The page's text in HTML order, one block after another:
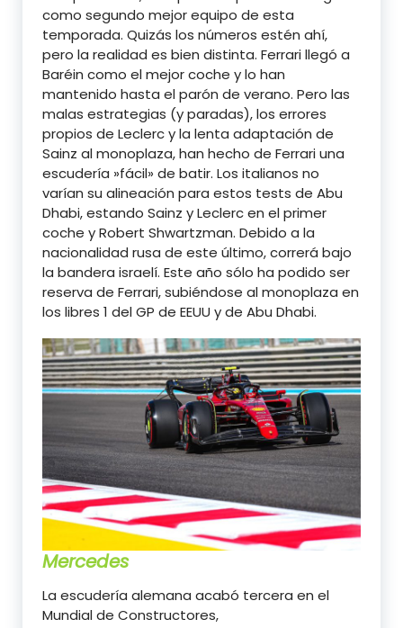
como segundo mejor equipo de esta
temporada. Quizás los números estén ahí,
pero la realidad es bien distinta. Ferrari llegó a
Baréin como el mejor coche y lo han
mantenido hasta el parón de verano. Pero las
malas estrategias (y paradas), los errores
propios de Leclerc y la lenta adaptación de
Sainz al monoplaza, han hecho de Ferrari una
escudería »fácil» de batir. Los italianos no
varían su alineación para estos tests de Abu
Dhabi, estando Sainz y Leclerc en el primer
coche y Robert Shwartzman. Debido a la
nacionalidad rusa de este último, correrá bajo
la bandera israelí. Este año sólo ha podido ser
reserva de Ferrari, subiéndose al monoplaza en
los libres 1 del GP de EEUU y de Abu Dhabi.
Mercedes
La escudería alemana acabó tercera en el
Mundial de Constructores,